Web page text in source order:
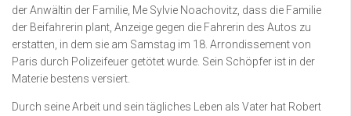
der Anwältin der Familie, Me Sylvie Noachovitz, dass die Familie
der Beifahrerin plant, Anzeige gegen die Fahrerin des Autos zu
erstatten, in dem sie am Samstag im 18. Arrondissement von
Paris durch Polizeifeuer getötet wurde. Sein Schöpfer ist in der
Materie bestens versiert.
Durch seine Arbeit und sein tägliches Leben als Vater hat Robert